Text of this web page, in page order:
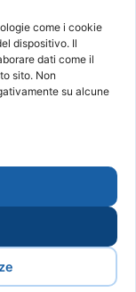
come i cookie
dispositivo. Il
dati come il
sito. Non
su alcune
Riservati |